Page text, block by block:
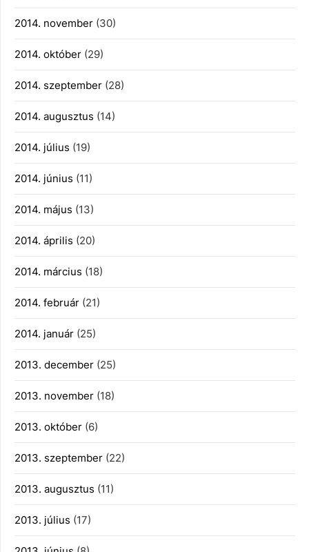
2014. november (30)
2014. október (29)
2014. szeptember (28)
2014. augusztus (14)
2014. július (19)
2014. június (11)
2014. május (13)
2014. április (20)
2014. március (18)
2014. február (21)
2014. január (25)
2013. december (25)
2013. november (18)
2013. október (6)
2013. szeptember (22)
2013. augusztus (11)
2013. július (17)